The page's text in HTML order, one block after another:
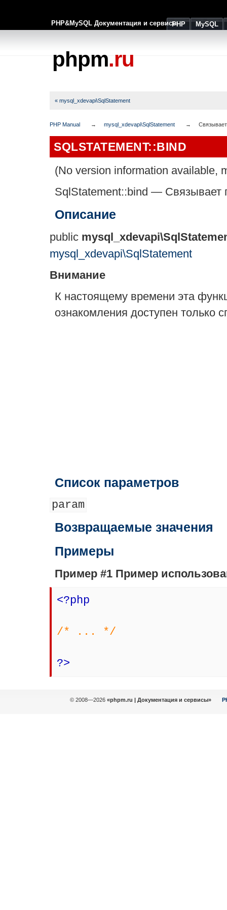
PHP&MySQL Документация и сервисыPHP MySQL
phpm.ru
« mysql_xdevapi\SqlStatement
PHP Manual mysql_xdevapi\SqlStatement
SQLSTATEMENT::BIND
(No version information available,
SqlStatement::bind — Связывает
Описание
public
mysql_xdevapi\SqlStatement
Внимание
К настоящему времени эта
ознакомления доступен только
Список параметров
param
Возвращаемые значения
Примеры
Пример #1 Пример
<?php
/* ... */
?>
© 2008—2026 «phpm.ru | Документация и сервисы»